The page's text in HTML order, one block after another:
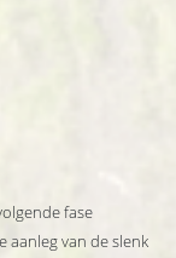
fase
aanleg van de slenk